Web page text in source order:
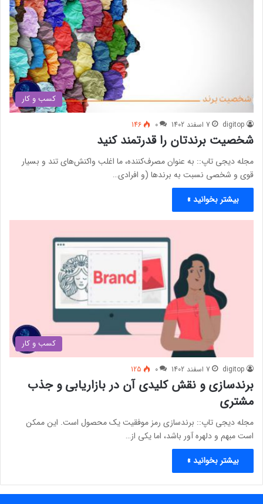
کسب و کار
digitop 7 اسفند 1402 0
146
شخصیت برندتان را قدرتمند کنید
مجله دیجی تاپ:: به عنوان مصرف‌کننده، ما اغلب واکنش‌های تند و بسیار
قوی و شخصی نسبت به برندها (و افرادی…
بیشتر بخوانید »
کسب و کار
digitop 7 اسفند 1402 0
125
برندسازی و نقش کلیدی آن در بازاریابی و جذب
مشتری
مجله دیجی تاپ:: برندسازی رمز موفقیت یک محصول است. این ممکن
است مبهم و دلهره آور باشد، اما یکی از…
بیشتر بخوانید »